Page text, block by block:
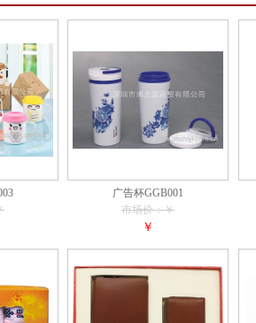
广告杯GGB001
市场价：￥
￥